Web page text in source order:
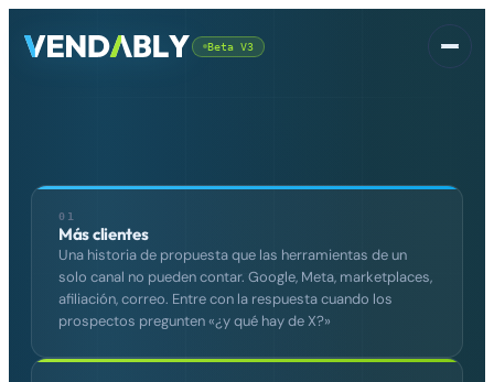
Beta V3
01
Más clientes
Una historia de propuesta que las herramientas de un
solo canal no pueden contar. Google, Meta, marketplaces,
afiliación, correo. Entre con la respuesta cuando los
prospectos pregunten «¿y qué hay de X?»